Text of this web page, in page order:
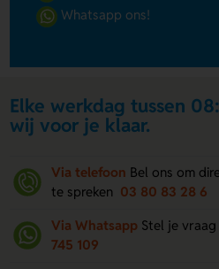
Whatsapp ons!
Elke werkdag tussen
wij voor je klaar.
Via telefoon Bel ons om
te spreken 03 80 83 28 6
Via Whatsapp Stel je
745 109